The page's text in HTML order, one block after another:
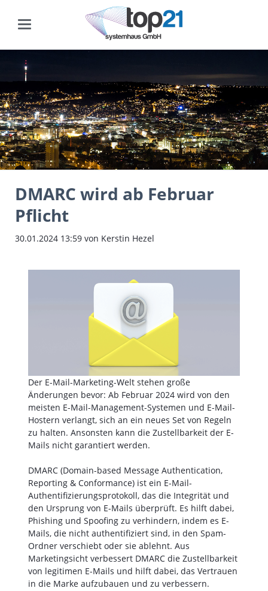
DMARC wird ab Februar
Pflicht
30.01.2024 13:59von Kerstin Hezel
Der E-Mail-Marketing-Welt stehen große
Änderungen bevor: Ab Februar 2024 wird von den
meisten E-Mail-Management-Systemen und E-Mail-
Hostern verlangt, sich an ein neues Set von Regeln
zu halten. Ansonsten kann die Zustellbarkeit der E-
Mails nicht garantiert werden.
DMARC (Domain-based Message Authentication,
Reporting & Conformance) ist ein E-Mail-
Authentifizierungsprotokoll, das die Integrität und
den Ursprung von E-Mails überprüft. Es hilft dabei,
Phishing und Spoofing zu verhindern, indem es E-
Mails, die nicht authentifiziert sind, in den Spam-
Ordner verschiebt oder sie ablehnt. Aus
Marketingsicht verbessert DMARC die Zustellbarkeit
von legitimen E-Mails und hilft dabei, das Vertrauen
in die Marke aufzubauen und zu verbessern.